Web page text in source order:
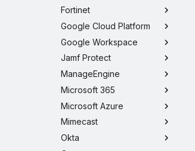
Fortinet
Google Cloud Platform
Google Workspace
Jamf Protect
ManageEngine
Microsoft 365
Microsoft Azure
Mimecast
Okta